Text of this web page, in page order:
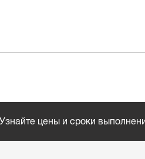
цены и сроки